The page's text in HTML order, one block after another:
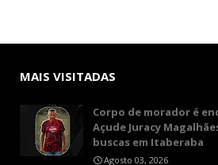
MAIS VISITADAS
Corpo de morador é
Açude Juracy
buscas em Itaberaba
Agosto 03, 2026